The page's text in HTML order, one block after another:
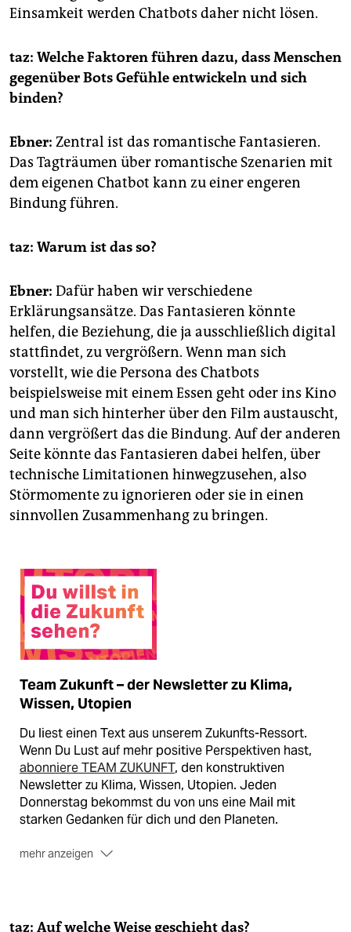
Einsamkeit werden Chatbots daher nicht lösen.
taz: Welche Faktoren führen dazu, dass Menschen
gegenüber Bots Gefühle entwickeln und sich
binden?
Ebner: Zentral ist das romantische Fantasieren.
Das Tagträumen über romantische Szenarien mit
dem eigenen Chatbot kann zu einer engeren
Bindung führen.
taz: Warum ist das so?
Ebner: Dafür haben wir verschiedene
Erklärungsansätze. Das Fantasieren könnte
helfen, die Beziehung, die ja ausschließlich digital
stattfindet, zu vergrößern. Wenn man sich
vorstellt, wie die Persona des Chatbots
beispielsweise mit einem Essen geht oder ins Kino
und man sich hinterher über den Film austauscht,
dann vergrößert das die Bindung. Auf der anderen
Seite könnte das Fantasieren dabei helfen, über
technische Limitationen hinwegzusehen, also
Störmomente zu ignorieren oder sie in einen
sinnvollen Zusammenhang zu bringen.
Team Zukunft – der Newsletter zu Klima,
Wissen, Utopien
Du liest einen Text aus unserem Zukunfts-Ressort.
Wenn Du Lust auf mehr positive Perspektiven hast,
abonniere TEAM ZUKUNFT, den konstruktiven
Newsletter zu Klima, Wissen, Utopien. Jeden
Donnerstag bekommst du von uns eine Mail mit
starken Gedanken für dich und den Planeten.
mehr anzeigen
taz: Auf welche Weise geschieht das?